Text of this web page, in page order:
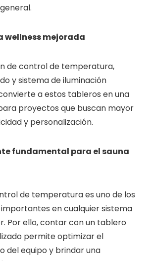
wellness mejorada
de control de temperatura,
y sistema de iluminación
a estos tableros en una
proyectos que buscan mayor
y personalización.
fundamental para el sauna
de temperatura es uno de los
en cualquier sistema
Por ello, contar con un tablero
permite optimizar el
del equipo y brindar una